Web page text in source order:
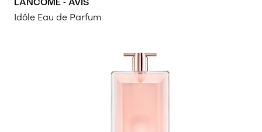
Laura
Dingue
LANCÔME - AVIS
Idôle Eau de Parfum